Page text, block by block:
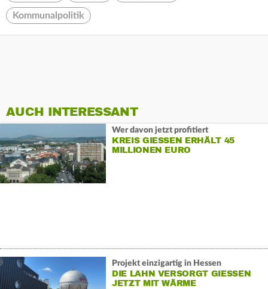
Kommunalpolitik
AUCH INTERESSANT
Wer davon jetzt profitiert
KREIS GIESSEN ERHÄLT 45 M
ILLIONEN EURO
Projekt einzigartig in Hessen
DIE LAHN VERSORGT GIESSEN J
ETZT MIT WÄRME